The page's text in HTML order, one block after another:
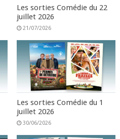
Les sorties Comédie du 22
juillet 2026
21/07/2026
Les sorties Comédie du 1
juillet 2026
30/06/2026